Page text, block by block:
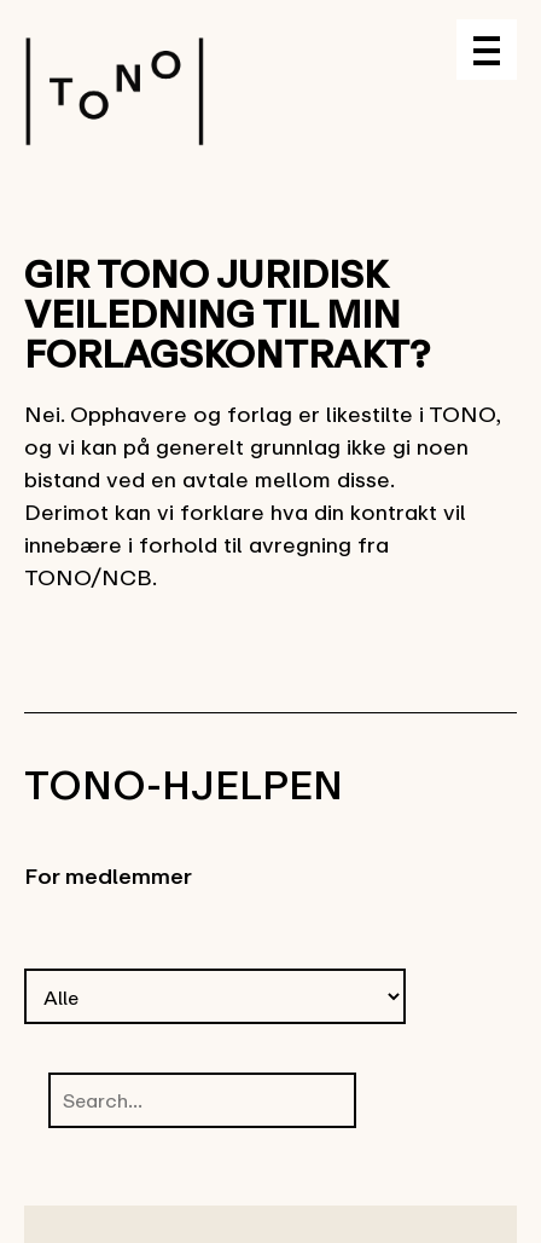
GIR TONO JURIDISK
VEILEDNING TIL MIN
FORLAGSKONTRAKT?
Nei. Opphavere og forlag er likestilte i TONO,
og vi kan på generelt grunnlag ikke gi noen
bistand ved en avtale mellom disse.
Derimot kan vi forklare hva din kontrakt vil
innebære i forhold til avregning fra
TONO/NCB.
TONO-HJELPEN
For medlemmer